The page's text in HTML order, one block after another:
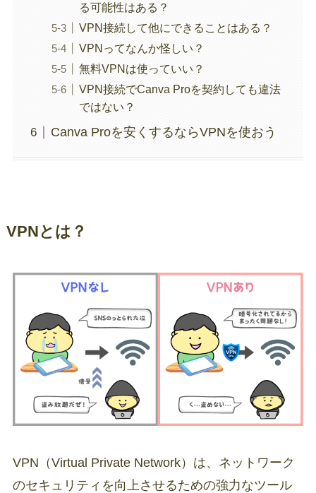
る可能性はある？
VPN接続して他にできることはある？
VPNってなんか怪しい？
無料VPNは使っていい？
VPN接続でCanva Proを契約しても違法
ではない？
Canva Proを安くするならVPNを使おう
VPNとは？
VPN（Virtual Private Network）は、ネットワーク
のセキュリティを向上させるための強力なツール